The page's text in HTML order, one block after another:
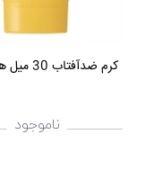
کرم ضدآفتاب 30 میل هيپ Hip
ناموجود